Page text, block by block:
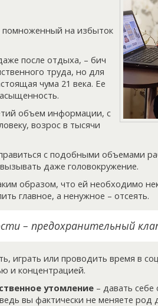
помноженный на избыток
после отдыха, – бич
труда, но для
чума 21 века. Ее
объем информации, с
возрос в тысячи
с подобными объемами
даже головокружение.
образом, что ей необходимо
главное, а ненужное – отсеять.
– предохранительный
играть или проводить время в
и концентрацией.
утомление – давать
вы фактически не меняете род